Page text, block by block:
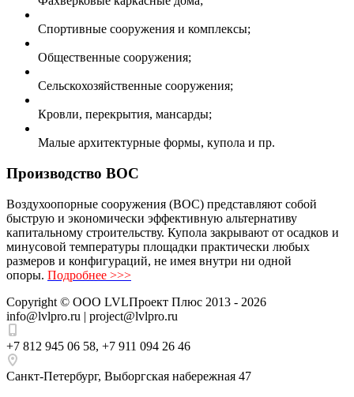
Спортивные сооружения и комплексы;
Общественные сооружения;
Сельскохозяйственные сооружения;
Кровли, перекрытия, мансарды;
Малые архитектурные формы, купола и пр.
Производство ВОС
Воздухоопорные сооружения (ВОС) представляют собой
быструю и экономически эффективную альтернативу
капитальному строительству. Купола закрывают от осадков и
минусовой температуры площадки практически любых
размеров и конфигураций, не имея внутри ни одной
опоры. Подробнее >>>
Copyright © ООО LVLПроект Плюс 2013 - 2026
info@lvlpro.ru | project@lvlpro.ru
+7 812 945 06 58, +7 911 094 26 46
Санкт-Петербург, Выборгская набережная 47